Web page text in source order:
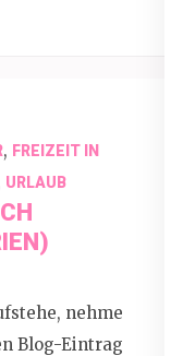
, FREIZEIT IN
URLAUB
nehme
Blog-Eintrag